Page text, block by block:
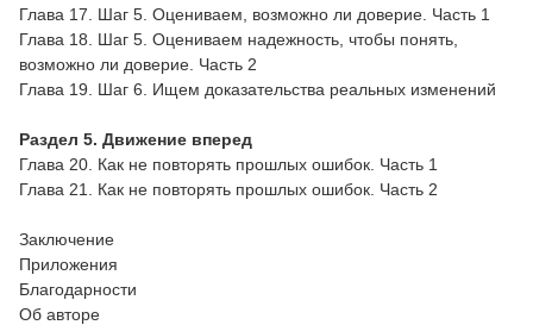
Глава 17. Шаг 5. Оцениваем, возможно ли доверие. Часть 1
Глава 18. Шаг 5. Оцениваем надежность, чтобы понять,
возможно ли доверие. Часть 2
Глава 19. Шаг 6. Ищем доказательства реальных изменений
Раздел 5. Движение вперед
Глава 20. Как не повторять прошлых ошибок. Часть 1
Глава 21. Как не повторять прошлых ошибок. Часть 2
Заключение
Приложения
Благодарности
Об авторе